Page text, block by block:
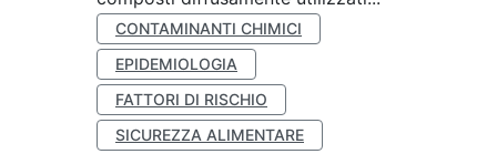
CONTAMINANTI CHIMICI
EPIDEMIOLOGIA
FATTORI DI RISCHIO
SICUREZZA ALIMENTARE